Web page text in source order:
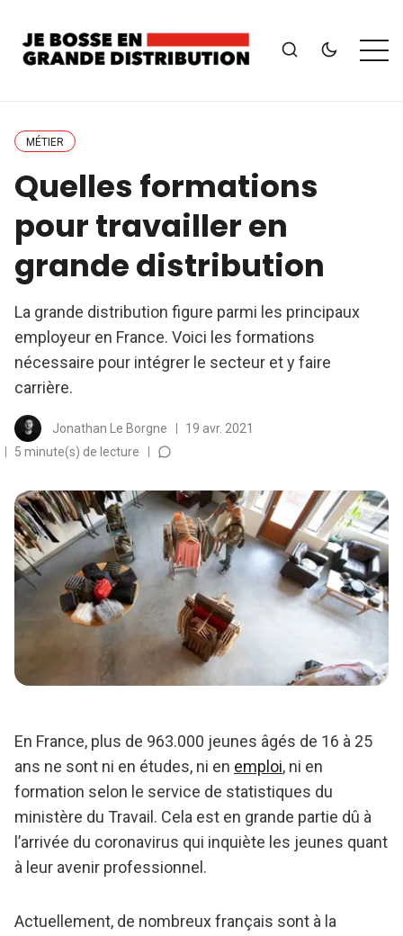
MÉTIER
Quelles formations
pour travailler en
grande distribution
La grande distribution figure parmi les principaux
employeur en France. Voici les formations
nécessaire pour intégrer le secteur et y faire
carrière.
Jonathan Le Borgne
19 avr. 2021
5 minute(s) de lecture
En France, plus de 963.000 jeunes âgés de 16 à 25
ans ne sont ni en études, ni en emploi, ni en
formation selon le service de statistiques du
ministère du Travail. Cela est en grande partie dû à
l’arrivée du coronavirus qui inquiète les jeunes quant
à leur avenir professionnel.
Actuellement, de nombreux français sont à la